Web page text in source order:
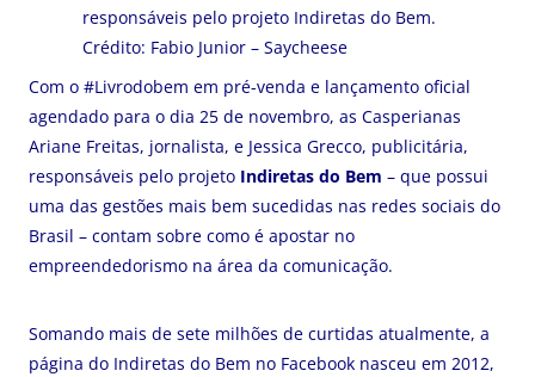
responsáveis pelo projeto Indiretas do Bem.
Crédito: Fabio Junior – Saycheese
Com o #Livrodobem em pré-venda e lançamento oficial
agendado para o dia 25 de novembro, as Casperianas
Ariane Freitas, jornalista, e Jessica Grecco, publicitária,
responsáveis pelo projeto Indiretas do Bem – que possui
uma das gestões mais bem sucedidas nas redes sociais do
Brasil – contam sobre como é apostar no
empreendedorismo na área da comunicação.
Somando mais de sete milhões de curtidas atualmente, a
página do Indiretas do Bem no Facebook nasceu em 2012,